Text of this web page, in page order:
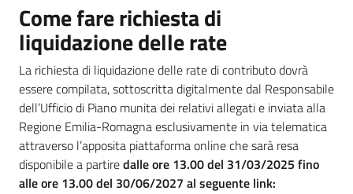
Come fare richiesta di
liquidazione delle rate
La richiesta di liquidazione delle rate di contributo dovrà
essere compilata, sottoscritta digitalmente dal Responsabile
dell’Ufficio di Piano munita dei relativi allegati e inviata alla
Regione Emilia-Romagna esclusivamente in via telematica
attraverso l’apposita piattaforma online che sarà resa
disponibile a partiredalle ore 13.00 del 31/03/2025 fino
alle ore 13.00 del 30/06/2027 al seguente link: